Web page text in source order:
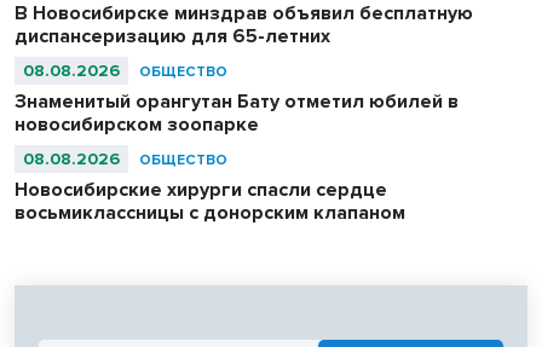
В Новосибирске минздрав объявил бесплатную
диспансеризацию для 65-летних
08.08.2026 ОБЩЕСТВО
Знаменитый орангутан Бату отметил юбилей в
новосибирском зоопарке
08.08.2026 ОБЩЕСТВО
Новосибирские хирурги спасли сердце
восьмиклассницы с донорским клапаном